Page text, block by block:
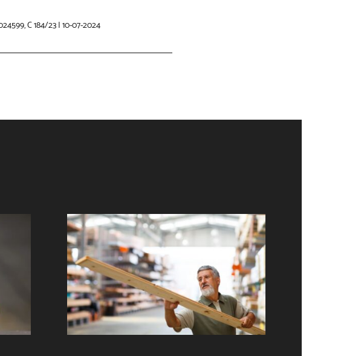
C 184/23 | 10-07-2024